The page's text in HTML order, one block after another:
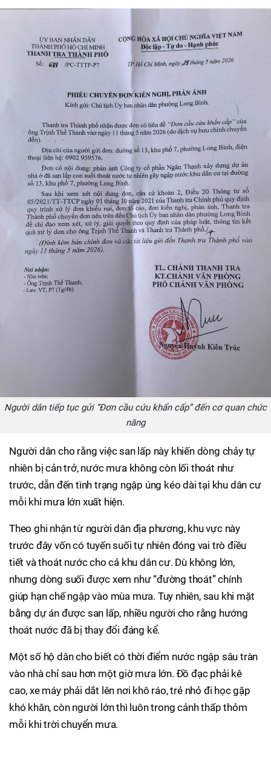
Người dân tiếp tục gửi “Đơn cầu cứu khẩn cấp” đến cơ quan chức
năng
Người dân cho rằng việc san lấp này khiến dòng chảy tự
nhiên bị cản trở, nước mưa không còn lối thoát như
trước, dẫn đến tình trạng ngập úng kéo dài tại khu dân cư
mỗi khi mưa lớn xuất hiện.
Theo ghi nhận từ người dân địa phương, khu vực này
trước đây vốn có tuyến suối tự nhiên đóng vai trò điều
tiết và thoát nước cho cả khu dân cư. Dù không lớn,
nhưng dòng suối được xem như “đường thoát” chính
giúp hạn chế ngập vào mùa mưa. Tuy nhiên, sau khi mặt
bằng dự án được san lấp, nhiều người cho rằng hướng
thoát nước đã bị thay đổi đáng kể.
Một số hộ dân cho biết có thời điểm nước ngập sâu tràn
vào nhà chỉ sau hơn một giờ mưa lớn. Đồ đạc phải kê
cao, xe máy phải dắt lên nơi khô ráo, trẻ nhỏ đi học gặp
khó khăn, còn người lớn thì luôn trong cảnh thấp thỏm
mỗi khi trời chuyển mưa.